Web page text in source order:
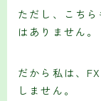
ただし、こち
はありません。
だから私は、
しません。